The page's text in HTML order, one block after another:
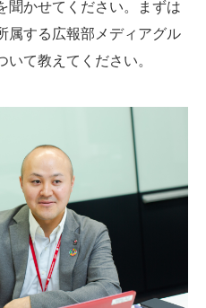
聞かせてください。まずは
属する広報部メディアグル
て教えてください。